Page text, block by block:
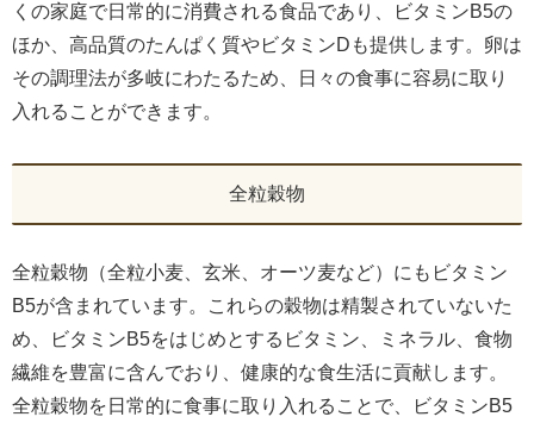
くの家庭で日常的に消費される食品であり、ビタミンB5の
ほか、高品質のたんぱく質やビタミンDも提供します。卵は
その調理法が多岐にわたるため、日々の食事に容易に取り
入れることができます。
全粒穀物
全粒穀物（全粒小麦、玄米、オーツ麦など）にもビタミン
B5が含まれています。これらの穀物は精製されていないた
め、ビタミンB5をはじめとするビタミン、ミネラル、食物
繊維を豊富に含んでおり、健康的な食生活に貢献します。
全粒穀物を日常的に食事に取り入れることで、ビタミンB5